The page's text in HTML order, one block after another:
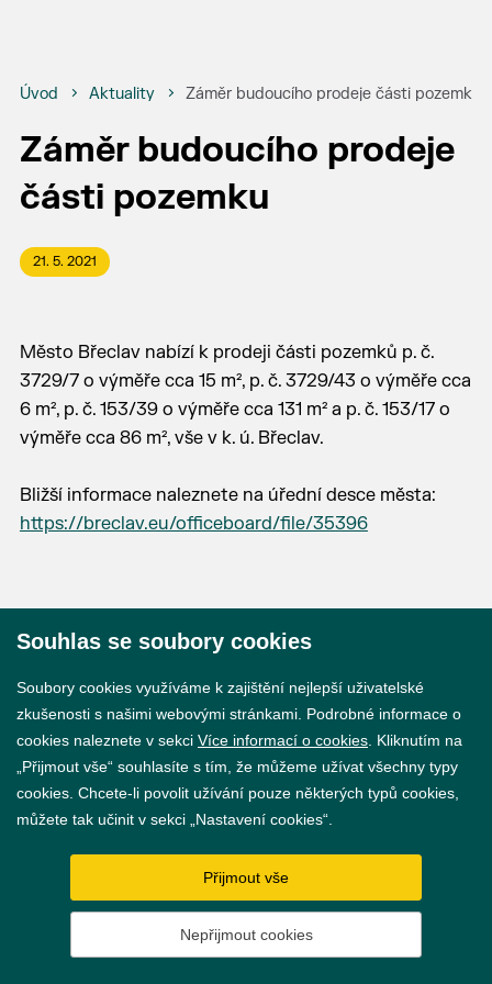
Úvod Aktuality Záměr budoucího prodeje části pozemku
Záměr budoucího prodeje
části pozemku
21. 5. 2021
Město Břeclav nabízí k prodeji části pozemků p. č.
3729/7 o výměře cca 15 m², p. č. 3729/43 o výměře cca
6 m², p. č. 153/39 o výměře cca 131 m² a p. č. 153/17 o
výměře cca 86 m², vše v k. ú. Břeclav.
Bližší informace naleznete na úřední desce města:
https://breclav.eu/officeboard/file/35396
GDPR
Nastavení cookies
Souhlas se soubory cookies
Soubory cookies využíváme k zajištění nejlepší uživatelské
zkušenosti s našimi webovými stránkami. Podrobné informace o
cookies naleznete v sekci Více informací o cookies . Kliknutím na
„Přijmout vše“ souhlasíte s tím, že můžeme užívat všechny typy
cookies. Chcete-li povolit užívání pouze některých typů cookies,
můžete tak učinit v sekci „Nastavení cookies“.
Přijmout vše
Nepřijmout cookies